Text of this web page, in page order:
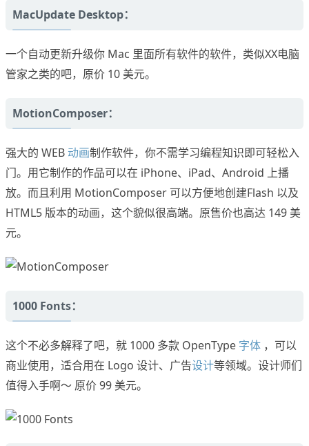
MacUpdate Desktop：
一个自动更新升级你 Mac 里面所有软件的软件，类似XX电脑
管家之类的吧，原价 10 美元。
MotionComposer：
强大的 WEB 动画制作软件，你不需学习编程知识即可轻松入
门。用它制作的作品可以在 iPhone、iPad、Android 上播
放。而且利用 MotionComposer 可以方便地创建Flash 以及
HTML5 版本的动画，这个貌似很高端。原售价也高达 149 美
元。
1000 Fonts：
这个不必多解释了吧，就 1000 多款 OpenType 字体 ，可以
商业使用，适合用在 Logo 设计、广告设计等领域。设计师们
值得入手啊～ 原价 99 美元。